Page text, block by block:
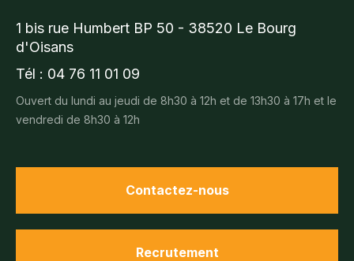
1 bis rue Humbert BP 50 - 38520 Le Bourg
d'Oisans
Tél : 04 76 11 01 09
Ouvert du lundi au jeudi de 8h30 à 12h et de 13h30 à 17h et le
vendredi de 8h30 à 12h
Contactez-nous
Recrutement